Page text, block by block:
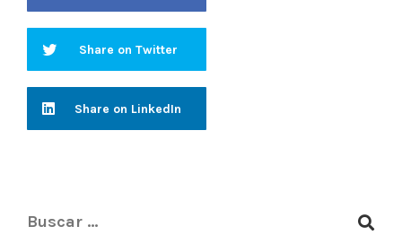
Share on Twitter
Share on LinkedIn